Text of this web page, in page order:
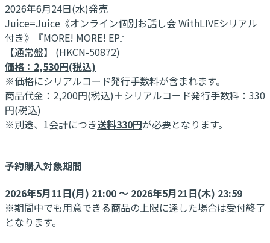
2026年6月24日(水)発売
Juice=Juice《オンライン個別お話し会 WithLIVEシリアル
付き》『MORE! MORE! EP』
【通常盤】 (HKCN-50872)
価格：2,530円(税込)
※価格にシリアルコード発行手数料が含まれます。
商品代金：2,200円(税込)＋シリアルコード発行手数料：330
円(税込)
※別途、1会計につき送料330円が必要となります。
予約購入対象期間
2026年5月11日(月) 21:00 ～ 2026年5月21日(木) 23:59
※期間中でも用意できる商品の上限に達した場合は受付終了
となります。